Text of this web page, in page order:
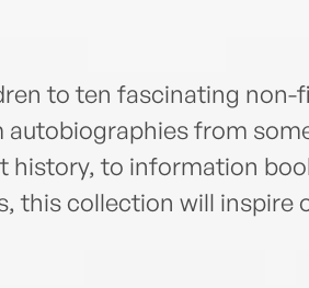
to ten fascinating non-
autobiographies from
history, to information
this collection will inspire